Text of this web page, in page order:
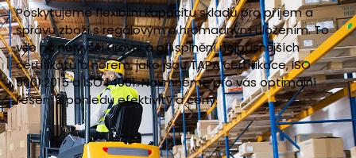
Poskytujeme flexibilní kapacitu skladů pro příjem a
správu zboží s regálovým a hromadným uložením. To
vše na nejvyšší úrovni a při splnění nejpřísnějších
certifikátů a norem, jako jsou TAPA certifikace, ISO
9001:2015 a ISO 14001. Navrhneme pro vás optimální
řešení z pohledu efektivity a ceny.